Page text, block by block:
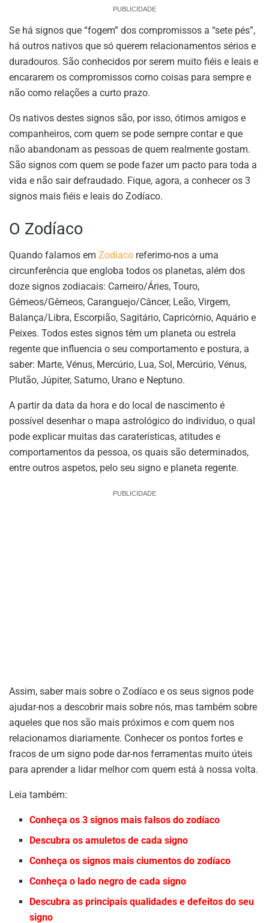
PUBLICIDADE
Se há signos que “fogem” dos compromissos a “sete pés”,
há outros nativos que só querem relacionamentos sérios e
duradouros. São conhecidos por serem muito fiéis e leais e
encararem os compromissos como coisas para sempre e
não como relações a curto prazo.
Os nativos destes signos são, por isso, ótimos amigos e
companheiros, com quem se pode sempre contar e que
não abandonam as pessoas de quem realmente gostam.
São signos com quem se pode fazer um pacto para toda a
vida e não sair defraudado. Fique, agora, a conhecer os 3
signos mais fiéis e leais do Zodíaco.
O Zodíaco
Quando falamos em Zodíaco referimo-nos a uma
circunferência que engloba todos os planetas, além dos
doze signos zodiacais: Carneiro/Áries, Touro,
Gémeos/Gêmeos, Caranguejo/Câncer, Leão, Virgem,
Balança/Libra, Escorpião, Sagitário, Capricórnio, Aquário e
Peixes. Todos estes signos têm um planeta ou estrela
regente que influencia o seu comportamento e postura, a
saber: Marte, Vénus, Mercúrio, Lua, Sol, Mercúrio, Vénus,
Plutão, Júpiter, Saturno, Urano e Neptuno.
A partir da data da hora e do local de nascimento é
possível desenhar o mapa astrológico do indivíduo, o qual
pode explicar muitas das caraterísticas, atitudes e
comportamentos da pessoa, os quais são determinados,
entre outros aspetos, pelo seu signo e planeta regente.
PUBLICIDADE
Assim, saber mais sobre o Zodíaco e os seus signos pode
ajudar-nos a descobrir mais sobre nós, mas também sobre
aqueles que nos são mais próximos e com quem nos
relacionamos diariamente. Conhecer os pontos fortes e
fracos de um signo pode dar-nos ferramentas muito úteis
para aprender a lidar melhor com quem está à nossa volta.
Leia também:
Conheça os 3 signos mais falsos do zodíaco
Descubra os amuletos de cada signo
Conheça os signos mais ciumentos do zodíaco
Conheça o lado negro de cada signo
Descubra as principais qualidades e defeitos do seu
signo